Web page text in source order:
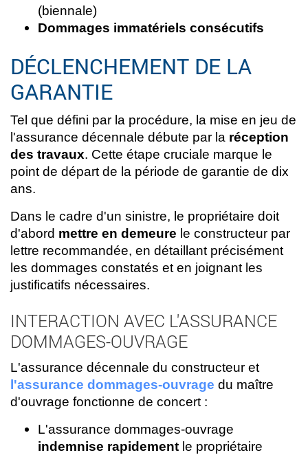
(biennale)
Dommages immatériels consécutifs
DÉCLENCHEMENT DE LA
GARANTIE
Tel que défini par la procédure, la mise en jeu de
l'assurance décennale débute par la réception
des travaux. Cette étape cruciale marque le
point de départ de la période de garantie de dix
ans.
Dans le cadre d'un sinistre, le propriétaire doit
d'abord mettre en demeure le constructeur par
lettre recommandée, en détaillant précisément
les dommages constatés et en joignant les
justificatifs nécessaires.
INTERACTION AVEC L'ASSURANCE
DOMMAGES-OUVRAGE
L'assurance décennale du constructeur et
l'assurance dommages-ouvrage du maître
d'ouvrage fonctionne de concert :
L'assurance dommages-ouvrage
indemnise rapidement le propriétaire